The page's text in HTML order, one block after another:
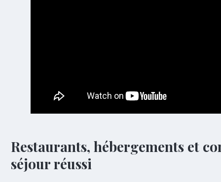
Restaurants, hébergements et
séjour réussi